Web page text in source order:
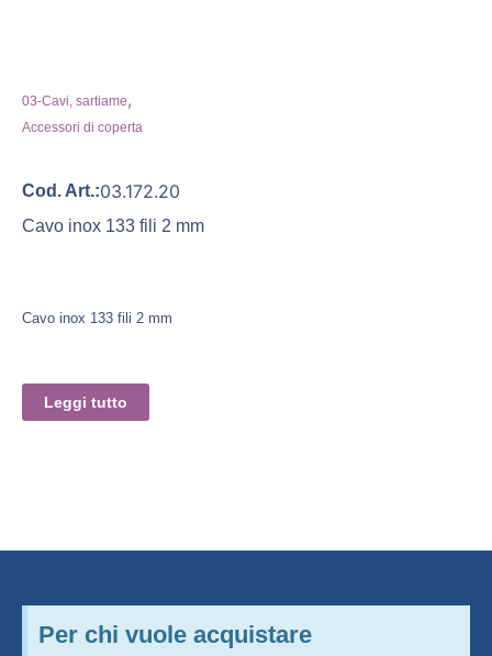
03-Cavi, sartiame,
Accessori di coperta
Cod. Art.:03.172.20
Cavo inox 133 fili 2 mm
Cavo inox 133 fili 2 mm
Leggi tutto
Per chi vuole acquistare